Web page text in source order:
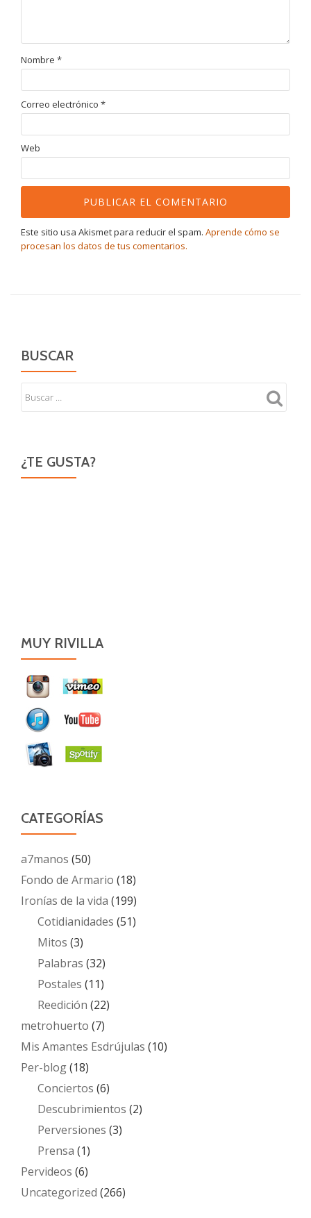
Nombre *
Correo electrónico *
Web
Este sitio usa Akismet para reducir el spam. Aprende cómo se
procesan los datos de tus comentarios.
BUSCAR
¿TE GUSTA?
MUY RIVILLA
CATEGORÍAS
a7manos (50)
Fondo de Armario (18)
Ironías de la vida (199)
Cotidianidades (51)
Mitos (3)
Palabras (32)
Postales (11)
Reedición (22)
metrohuerto (7)
Mis Amantes Esdrújulas (10)
Per-blog(18)
Conciertos (6)
Descubrimientos (2)
Perversiones (3)
Prensa (1)
Pervideos (6)
Uncategorized (266)